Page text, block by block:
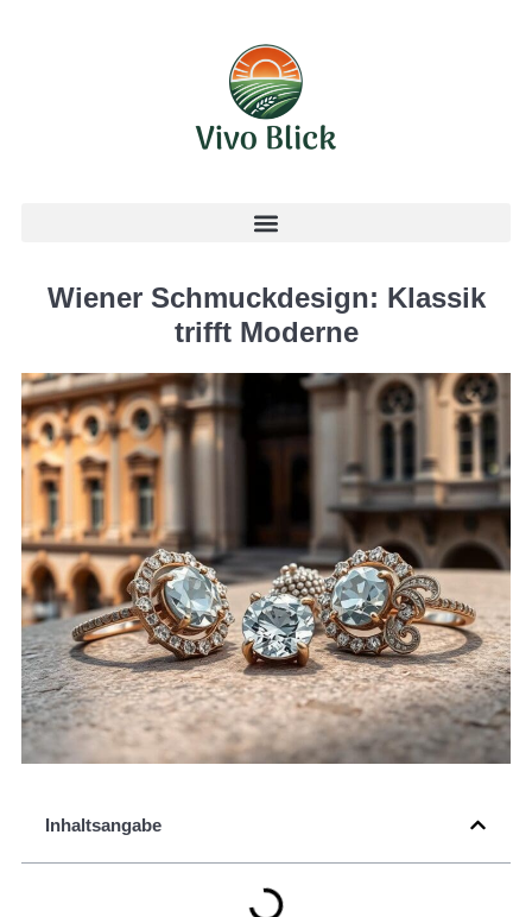
Wiener Schmuckdesign: Klassik
trifft Moderne
Inhaltsangabe